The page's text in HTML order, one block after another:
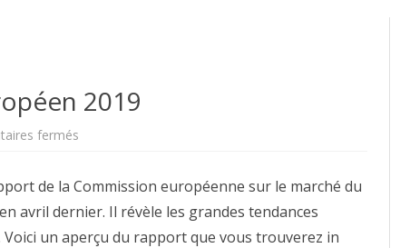
2019
fermés
miel
européen
2019
de la Commission européenne sur le marché du
avril dernier. Il révèle les grandes tendances
Voici un aperçu du rapport que vous trouverez in